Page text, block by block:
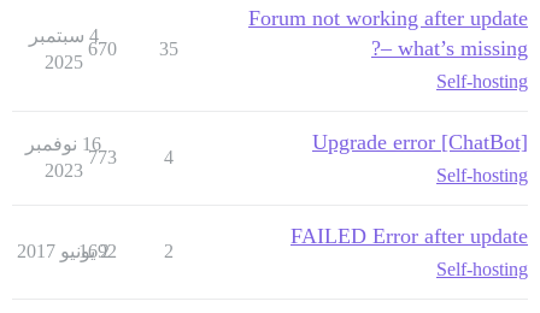
Forum not working after update
– what’s missing?
Self-hosting
35
670
4 سبتمبر
2025
Upgrade error [ChatBot]
Self-hosting
4
773
16 نوفمبر
2023
FAILED Error after update
Self-hosting
2
1692
2 يونيو 2017